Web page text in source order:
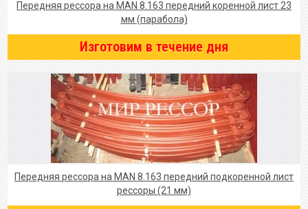
Передняя рессора на MAN 8.163 передний коренной лист 23
мм (парабола)
Изготовим в течение дня
Передняя рессора на MAN 8.163 передний подкоренной лист
рессоры (21 мм)